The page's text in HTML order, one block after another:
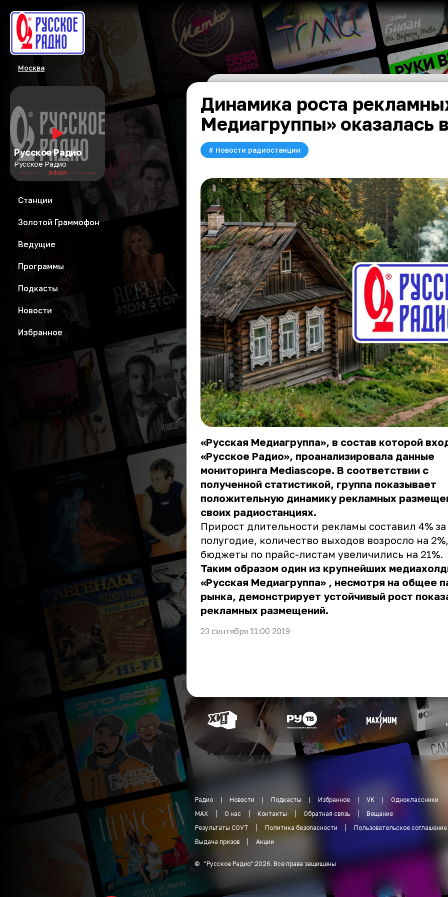
Москва
Русское Радио
Русское Радио
ЭФИР
Станции
Золотой Граммофон
Ведущие
Программы
Подкасты
Новости
Избранное
Динамика роста
Медиагруппы» оказалась
# Новости радиостанции
«Русская Медиагруппа», в состав которой
«Русское Радио», проанализировала данные
мониторинга Mediascope. В соответствии с
полученной статистикой, группа показывает
положительную динамику рекламных
своих радиостанциях.
Прирост длительности рекламы составил 4% за
полугодие, количество выходов возросло на
бюджеты по прайс-листам увеличились на 21%.
Таким образом один из крупнейших
«Русская Медиагруппа» , несмотря на общее
рынка, демонстрирует устойчивый рост
рекламных размещений.
23 сентября 11:00 2019
Радио Новости Подкасты Избранное VK
Одноклассники
MAX
О нас Контакты Обратная связь
Вещание
Результаты СОУТ
Политика безопасности
Пользовательское соглашение
Выдача призов
Акции
© "Русское Радио" 2026. Все права защищены